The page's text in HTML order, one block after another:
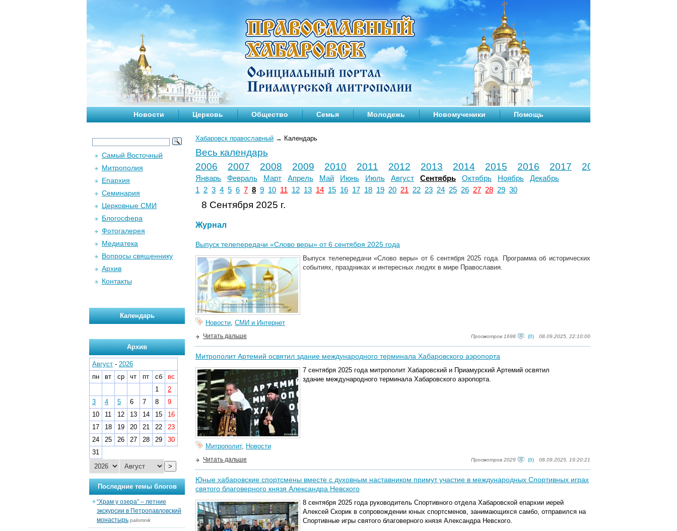
Новости Церковь Общество Семья Молодежь Новомученики Помощь
Хабаровск православный → Календарь
Весь календарь
2006
2007 2008 2009 2010 2011 2012 2013 2014 2015 2016 2017 2018
Январь Февраль Март Апрель Май Июнь Июль Август Сентябрь Октябрь Ноябрь
Декабрь
1
2 3 4 5 6 7 8 9 10 11 12 13 14 15 16 17 18 19 20 21 22 23 24 25 26 27 28 29 30
8 Сентября 2025 г.
Журнал
Выпуск телепередачи «Слово веры» от 6 сентября 2025 года
Выпуск телепередачи «Слово веры» от 6 сентября 2025 года. Программа об исторических
событиях, праздниках и интересных людях в мире Православия.
Новости, СМИ и Интернет
Просмотров 1698 (0) 08.09.2025, 22:10:00
Читать дальше
Митрополит Артемий освятил здание международного терминала Хабаровского аэропорта
7 сентября 2025 года митрополит Хабаровский и Приамурский Артемий освятил
здание международного терминала Хабаровского аэропорта.
Митрополит, Новости
Просмотров 2029 (0) 08.09.2025, 19:20:21
Читать дальше
Юные хабаровские спортсмены вместе с духовным наставником примут участие в международных Спортивных играх
святого благоверного князя Александра Невского
8 сентября 2025 года руководитель Спортивного отдела Хабаровской епархии иерей
Алексей Скорик в сопровождении юных спортсменов, занимающихся самбо, отправился на
Спортивные игры святого благоверного князя Александра Невского.
Самый Восточный
Митрополия
Епархия
Семинария
Церковные СМИ
Блогосфера
Фотогалерея
Медиатека
Вопросы священнику
Архив
Контакты
Календарь
Архив
Август - 2026
пн
вт ср чт пт сб
вс
1
2
3
4 5 6 7 8
9
10
11 12 13 14 15
16
17
18 19 20 21 22
23
24
25 26 27 28 29
30
31
>
Последние темы блогов
“Храм у озера” – летние
экскурсии в Петропавловский
монастырь palomnik